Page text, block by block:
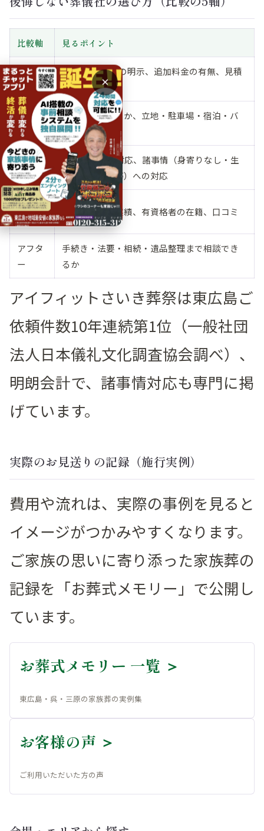
比較軸 見るポイント
料金の
明朗さ
会員/一般価格の明示、追加料金の有無、見積
書の内訳
会館
参列人数に合うか、立地・駐車場・宿泊・バ
リアフリー
対応力
24時間・深夜対応、諸事情（身寄りなし・生
活保護・後見等）への対応
実績・
信頼
地域での施行実績、有資格者の在籍、口コミ
アフタ
ー
手続き・法要・相続・遺品整理まで相談でき
るか
アイフィットさいき葬祭は東広島ご
依頼件数10年連続第1位（一般社団
法人日本儀礼文化調査協会調べ）、
明朗会計で、諸事情対応も専門に掲
げています。
実際のお見送りの記録（施行実例）
費用や流れは、実際の事例を見ると
イメージがつかみやすくなります。
ご家族の思いに寄り添った家族葬の
記録を「お葬式メモリー」で公開し
ています。
お葬式メモリー 一覧 ＞
東広島・呉・三原の家族葬の実例集
お客様の声 ＞
ご利用いただいた方の声
×